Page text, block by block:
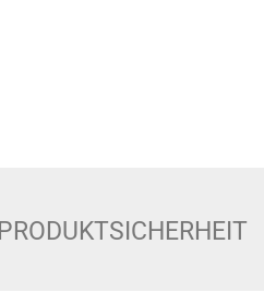
PRODUKTSICHERHEIT